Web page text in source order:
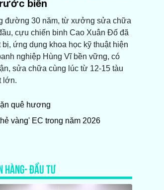
biển
đường 30 năm, từ xưởng sửa chữa
cựu chiến binh Cao Xuân Đố đã
ứng dụng khoa học kỹ thuật hiện
nghiệp Hùng Vĩ bền vững, có
sửa chữa cùng lúc từ 12-15 tàu
lớn.
quê hương
vàng' EC trong năm 2026
HÀNG- ĐẦU TƯ